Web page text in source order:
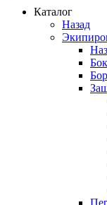
Каталог
Назад